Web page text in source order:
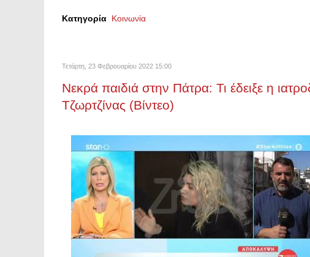
Κατηγορία Κοινωνία
Τετάρτη, 23 Φεβρουαρίου 2022 15:00
Νεκρά παιδιά στην Πάτρα: Τι έδειξε η
Τζωρτζίνας (Βίντεο)